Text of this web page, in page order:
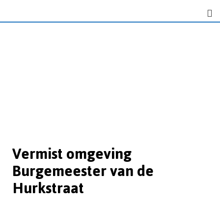
Vermist omgeving
Burgemeester van de
Hurkstraat